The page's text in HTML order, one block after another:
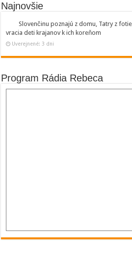
Najnovšie
Slovenčinu poznajú z domu, Tatry z
vracia deti krajanov k ich koreňom
Uverejnené: 3 dni
Program Rádia Rebeca